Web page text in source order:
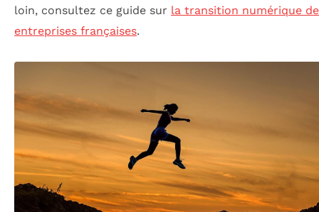
loin, consultez ce guide sur la transition numérique
entreprises françaises.